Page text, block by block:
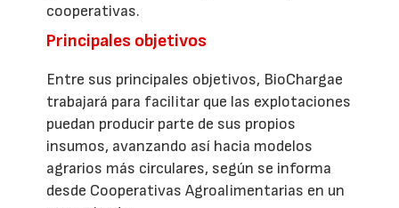
cooperativas.
Principales objetivos
Entre sus principales objetivos, BioChargae
trabajará para facilitar que las explotaciones
puedan producir parte de sus propios
insumos, avanzando así hacia modelos
agrarios más circulares, según se informa
desde Cooperativas Agroalimentarias en un